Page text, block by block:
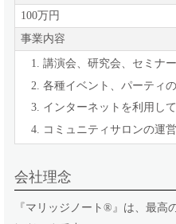
100万円
事業内容
講演会、研究会、セミナ
各種イベント、パーティ
インターネットを利用し
コミュニティサロンの運営
会社理念
『マリッジノート® 』は、最高